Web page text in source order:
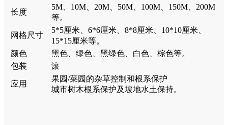
长度
5M、10M、20M、50M、100M、150M、200M
等。
网格尺寸
5*5厘米、6*6厘米、8*8厘米、10*10厘米、
15*15厘米等。
颜色
黑色、绿色、黑绿色、白色、棕色等。
包装
滚
应用
果园/菜园的杂草控制和根系保护
城市树木根系保护及坡地水土保持。